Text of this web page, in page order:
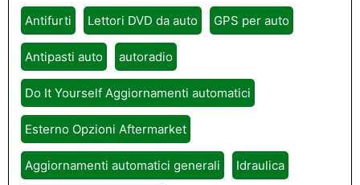
Antifurti Lettori DVD da auto GPS per auto
Antipasti auto autoradio
Do It Yourself Aggiornamenti automatici
Esterno Opzioni Aftermarket
Aggiornamenti automatici generali Idraulica